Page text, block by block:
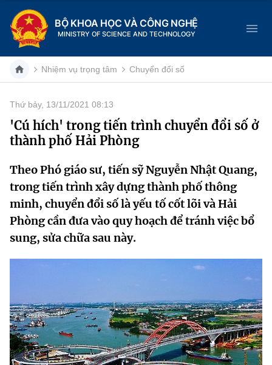
BỘ KHOA HỌC VÀ CÔNG NGHỆ
MINISTRY OF SCIENCE AND TECHNOLOGY
Danh mục
Trang chủ
Giới thiệu
Chức năng nhiệm vụ
Cơ cấu tổ chức
Lịch sử phát triển
Tin tức sự kiện
Khoa học và Công nghệ
Đổi mới sáng tạo
Bưu chính, Viễn thông
Sở hữu trí tuệ
Dịch vụ công
Hệ thống văn bản
Văn bản chỉ đạo điều hành
Lấy ý kiến người dân về dự thảo VBQPPL
THỐNG KÊ
Khoa học và Công nghệ
Multimedia
Nhiệm vụ trọng tâm Chuyển đổi số
Thứ bảy, 13/11/2021 08:13
'Cú hích' trong tiến trình chuyển đổi số ở
thành phố Hải Phòng
Theo Phó giáo sư, tiến sỹ Nguyễn Nhật Quang,
trong tiến trình xây dựng thành phố thông
minh, chuyển đổi số là yếu tố cốt lõi và Hải
Phòng cần đưa vào quy hoạch để tránh việc bổ
sung, sửa chữa sau này.